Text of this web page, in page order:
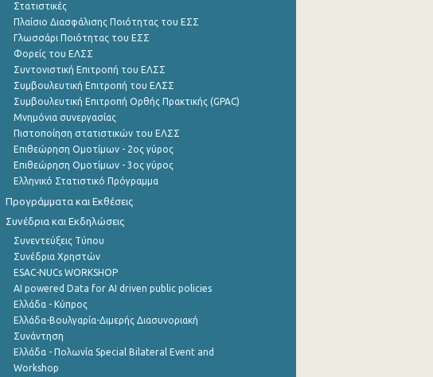
Στατιστικές
Πλαίσιο Διασφάλισης Ποιότητας του ΕΣΣ
Γλωσσάρι Ποιότητας του ΕΣΣ
Φορείς του ΕΛΣΣ
Συντονιστική Επιτροπή του ΕΛΣΣ
Συμβουλευτική Επιτροπή του ΕΛΣΣ
Συμβουλευτική Επιτροπή Ορθής Πρακτικής (GPAC)
Μνημόνια συνεργασίας
Πιστοποίηση στατιστικών του ΕΛΣΣ
Επιθεώρηση Ομοτίμων - 2ος γύρος
Επιθεώρηση Ομοτίμων - 3ος γύρος
Ελληνικό Στατιστικό Πρόγραμμα
Προγράμματα και Εκθέσεις
Συνέδρια και Εκδηλώσεις
Συνεντεύξεις Τύπου
Συνέδρια Χρηστών
ESAC-NUCs WORKSHOP
AI powered Data for AI driven public policies
Ελλάδα - Κύπρος
Ελλάδα-Βουλγαρία-Διμερής Διασυνοριακή
Συνάντηση
Ελλάδα - Πολωνία Special Bilateral Event and
Workshop